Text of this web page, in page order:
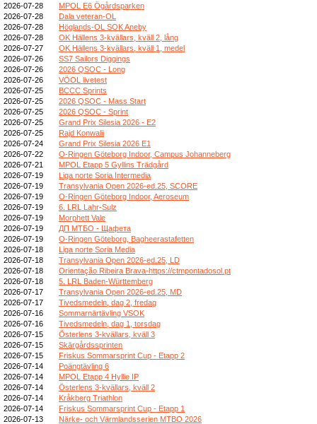
2026-07-28
MPOL E6 Ögårdsparken
2026-07-28
Dala veteran-OL
2026-07-28
Höglands-OL SOK Aneby
2026-07-28
OK Hällens 3-kvällars, kväll 2, lång
2026-07-27
OK Hällens 3-kvällars, kväll 1, medel
2026-07-26
SS7 Sailors Diggings
2026-07-26
2026 QSOC - Long
2026-07-26
VÖOL livetest
2026-07-25
BCCC Sprints
2026-07-25
2026 QSOC - Mass Start
2026-07-25
2026 QSOC - Sprint
2026-07-25
Grand Prix Silesia 2026 - E2
2026-07-25
Rajd Konwalii
2026-07-24
Grand Prix Silesia 2026 E1
2026-07-22
O-Ringen Göteborg Indoor, Campus Johanneberg
2026-07-21
MPOL Etapp 5 Gyllins Trädgård
2026-07-19
Liga norte Soria Intermedia
2026-07-19
Transylvania Open 2026-ed.25, SCORE
2026-07-19
O-Ringen Göteborg Indoor, Aeroseum
2026-07-19
6. LRL Lahr-Sulz
2026-07-19
Morphett Vale
2026-07-19
ДП МТБО - Щафета
2026-07-19
O-Ringen Göteborg, Bagheerastafetten
2026-07-18
Liga norte Soria Media
2026-07-18
Transylvania Open 2026-ed.25, LD
2026-07-18
Orientação Ribeira Brava-https://ctmpontadosol.pt
2026-07-18
5. LRL Baden-Württemberg
2026-07-17
Transylvania Open 2026-ed.25, MD
2026-07-17
Tivedsmedeln, dag 2, fredag
2026-07-16
Sommarnärtävling VSOK
2026-07-16
Tivedsmedeln, dag 1, torsdag
2026-07-15
Österlens 3-kvällars, kväll 3
2026-07-15
Skärgårdssprinten
2026-07-15
Friskus Sommarsprint Cup - Etapp 2
2026-07-14
Poängtävling 6
2026-07-14
MPOL Etapp 4 Hyllie IP
2026-07-14
Österlens 3-kvällars, kväll 2
2026-07-14
Kråkberg Triathlon
2026-07-14
Friskus Sommarsprint Cup - Etapp 1
2026-07-13
Närke- och Värmlandsserien MTBO 2026